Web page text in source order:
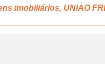
imobiliários, UNIAO